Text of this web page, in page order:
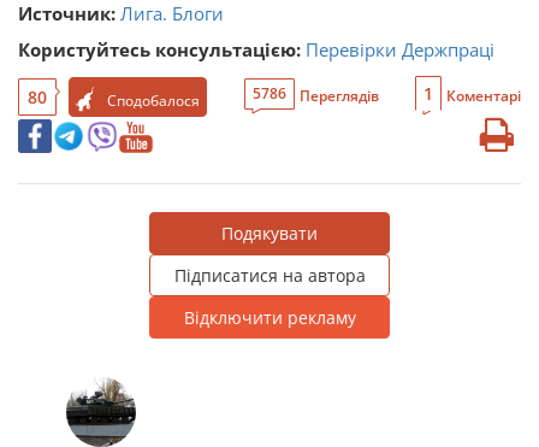
Источник: Лига. Блоги
Користуйтесь консультацією: Перевірки Держпраці
80 Сподобалося 5786 Переглядів 1 Коментарі
Подякувати
Підписатися на автора
Відключити рекламу